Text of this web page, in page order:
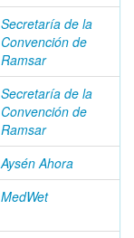
Secretaría de la
Convención de
Ramsar
Secretaría de la
Convención de
Ramsar
Aysén Ahora
MedWet